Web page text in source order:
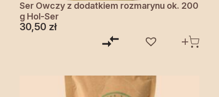
Ser Owczy z dodatkiem rozmarynu ok. 200
g Hol-Ser
30,50 zł